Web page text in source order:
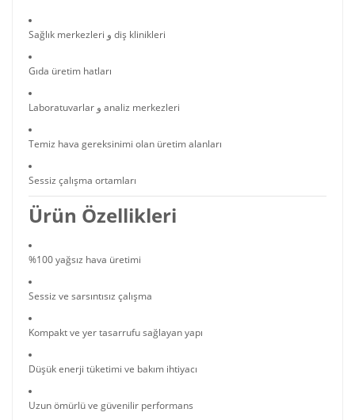
Sağlık merkezleri و diş klinikleri
Gıda üretim hatları
Laboratuvarlar و analiz merkezleri
Temiz hava gereksinimi olan üretim alanları
Sessiz çalışma ortamları
Ürün Özellikleri
%100 yağsız hava üretimi
Sessiz ve sarsıntısız çalışma
Kompakt ve yer tasarrufu sağlayan yapı
Düşük enerji tüketimi ve bakım ihtiyacı
Uzun ömürlü ve güvenilir performans